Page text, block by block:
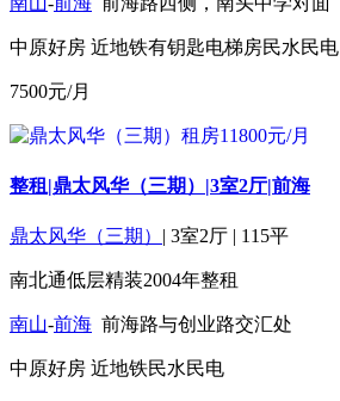
中原好房 近地铁有钥匙电梯房民水民电
7500元/月
整租|鼎太风华（三期）|3室2厅|前海
鼎太风华（三期） | 3室2厅 | 115平
南北通低层精装2004年整租
南山-前海 前海路与创业路交汇处
中原好房 近地铁民水民电